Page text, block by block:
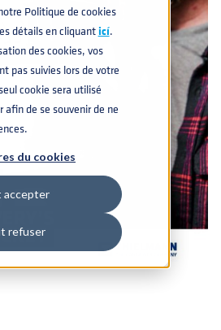
Politique de cookies
détails en cliquanticí.
des cookies, vos
pas suivies lors de votre
cookie sera utilisé
de se souvenir de ne
du cookies
accepter
refuser